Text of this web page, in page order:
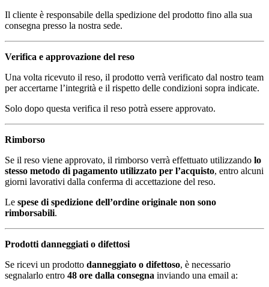
Il cliente è responsabile della spedizione del prodotto fino alla sua
consegna presso la nostra sede.
Verifica e approvazione del reso
Una volta ricevuto il reso, il prodotto verrà verificato dal nostro team
per accertarne l’integrità e il rispetto delle condizioni sopra indicate.
Solo dopo questa verifica il reso potrà essere approvato.
Rimborso
Se il reso viene approvato, il rimborso verrà effettuato utilizzando lo
stesso metodo di pagamento utilizzato per l’acquisto, entro alcuni
giorni lavorativi dalla conferma di accettazione del reso.
Le spese di spedizione dell’ordine originale non sono
rimborsabili.
Prodotti danneggiati o difettosi
Se ricevi un prodotto danneggiato o difettoso, è necessario
segnalarlo entro 48 ore dalla consegna inviando una email a: